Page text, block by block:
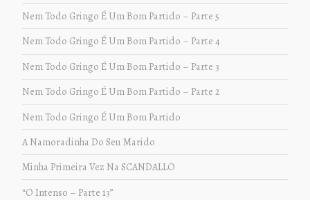
Nem Todo Gringo É Um Bom Partido – Parte 5
Nem Todo Gringo É Um Bom Partido – Parte 4
Nem Todo Gringo É Um Bom Partido – Parte 3
Nem Todo Gringo É Um Bom Partido – Parte 2
Nem Todo Gringo É Um Bom Partido
A Namoradinha Do Seu Marido
Minha Primeira Vez Na SCANDALLO
“O Intenso – Parte 13”